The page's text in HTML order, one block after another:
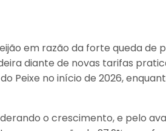
em razão da forte queda de
diante de novas tarifas
Peixe no início de 2026,
o crescimento, e pelo